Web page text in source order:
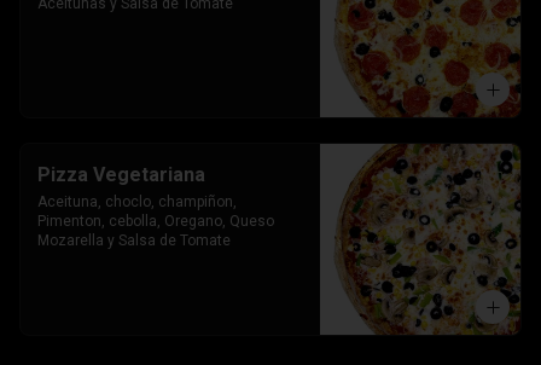
Aceitunas y Salsa de Tomate
Pizza Vegetariana
Aceituna, choclo, champiñon,
Pimenton, cebolla, Oregano, Queso
Mozarella y Salsa de Tomate